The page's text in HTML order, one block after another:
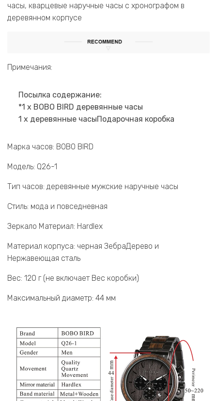
часы, кварцевые наручные часы с хронографом в
деревянном корпусе
Примечания:
Посылка содержание:
*1 х BOBO BIRD деревянные часы
1 x деревянные часыПодарочная коробка
Марка часов: BOBO BIRD
Модель: Q26-1
Тип часов: деревянные мужские наручные часы
Стиль: мода и повседневная
Зеркало Материал: Hardlex
Материал корпуса: черная ЗебраДерево и
Нержавеющая сталь
Вес: 120 г (не включает Вес коробки)
Максимальный диаметр: 44 мм